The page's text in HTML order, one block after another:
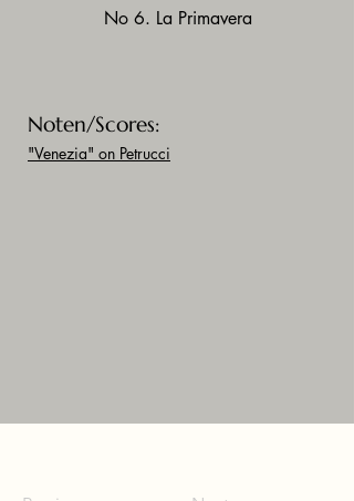
No 6. La Primavera
Noten/Scores:
"Venezia" on Petrucci